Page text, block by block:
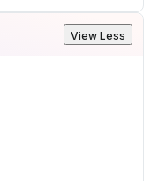
View Less